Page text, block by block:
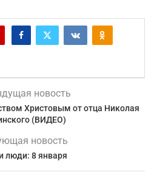
новость
Христовым от отца Николая
(ВИДЕО)
новость
люди: 8 января